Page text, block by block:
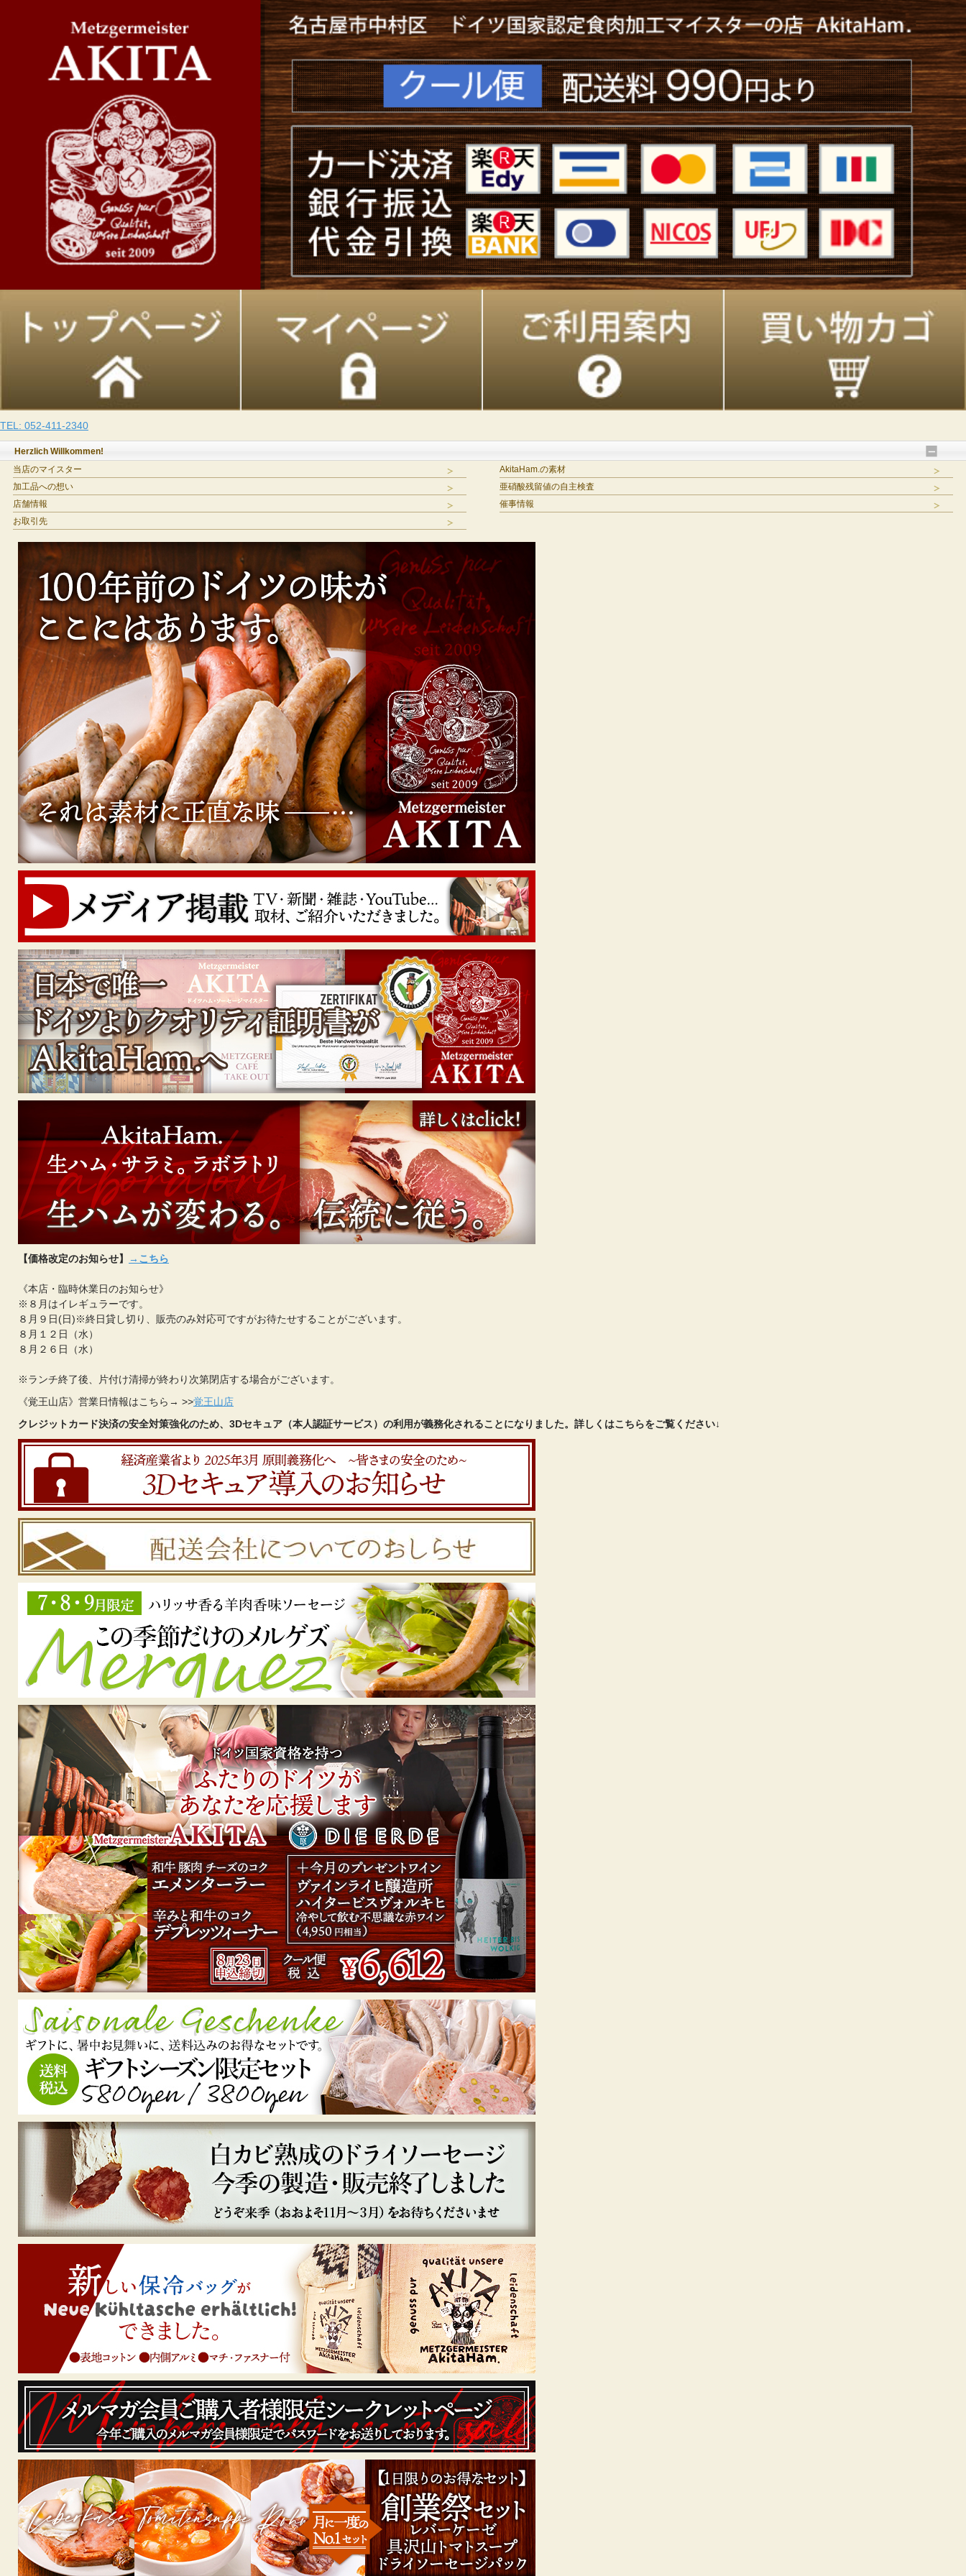
TEL: 052-411-2340
Herzlich Willkommen!
当店のマイスター
加工品への想い
店舗情報
お取引先
AkitaHam.の素材
亜硝酸残留値の自主検査
催事情報
【価格改定のお知らせ】 →こちら
《本店・臨時休業日のお知らせ》
※８月はイレギュラーです。
８月９日(日)※終日貸し切り、販売のみ対応可ですがお待たせすることがございます。
８月１２日（水）
８月２６日（水）
※ランチ終了後、片付け清掃が終わり次第閉店する場合がございます。
《覚王山店》営業日情報はこちら→ >>覚王山店
クレジットカード決済の安全対策強化のため、3Dセキュア（本人認証サービス）の利用が義務化されることになりました。詳しくはこちらをご覧ください↓